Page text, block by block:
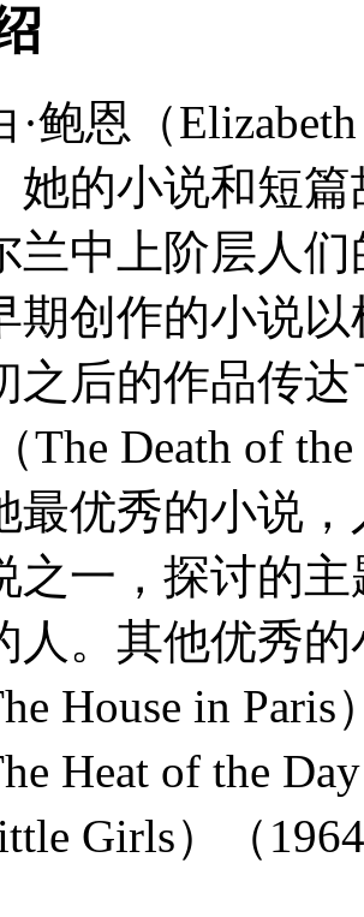
·鲍恩（
她的小说和短
兰中上阶层人
期创作的小说
之后的作品传
The Death of
最优秀的小说
之一，探讨的
人。其他优秀
House in
Heat of the
Girls）（